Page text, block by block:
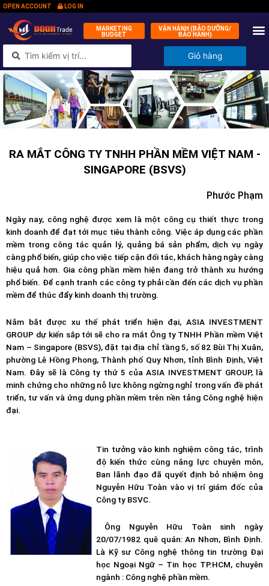
OPEN ACCOUNT LOG IN
MARKETING
BUDGET
VẬN HÀNH (BẢO DƯỠNG/
BẢO HÀNH)
Giỏ hàng
RA MẮT CÔNG TY TNHH PHẦN MỀM VIỆT NAM -
SINGAPORE (BSVS)
Phước Phạm
Ngày nay, công nghệ được xem là một công cụ thiết thực trong
kinh doanh để đạt tới mục tiêu thành công. Việc áp dụng các phần
mềm trong công tác quản lý, quảng bá sản phẩm, dịch vụ ngày
càng phổ biến, giúp cho việc tiếp cận đối tác, khách hàng ngày càng
hiệu quả hơn. Gia công phần mềm hiện đang trở thành xu hướng
phổ biến. Để cạnh tranh các công ty phải cần đến các dịch vụ phần
mềm để thúc đẩy kinh doanh thị trường.
Nắm bắt được xu thế phát triển hiện đại, ASIA INVESTMENT
GROUP dự kiến sắp tới sẽ cho ra mắt Ông ty TNHH Phần mềm Việt
Nam – Singapore (BSVS), đặt tại địa chỉ tầng 5, số 82 Bùi Thị Xuân,
phường Lê Hồng Phong, Thành phố Quy Nhơn, tỉnh Bình Định, Việt
Nam. Đây sẽ là Công ty thứ 5 của ASIA INVESTMENT GROUP, là
minh chứng cho những nỗ lực không ngừng nghỉ trong vấn đề phát
triển, tư vấn và ứng dụng phần mềm trên nền tảng Công nghệ hiện
đại.
Tin tưởng vào kinh nghiệm công tác, trình
độ kiến thức cùng năng lực chuyên môn,
Ban lãnh đạo đã quyết định bỏ nhiệm ông
Nguyễn Hữu Toàn vào vị trí giám đốc của
Công ty BSVC.
Ông Nguyễn Hữu Toàn sinh ngày
20/07/1982 quê quán: An Nhơn, Bình Định.
Là Kỹ sư Công nghệ thông tin trường Đại
học Ngoại Ngữ – Tin học TP.HCM, chuyên
ngành : Công nghệ phần mềm.